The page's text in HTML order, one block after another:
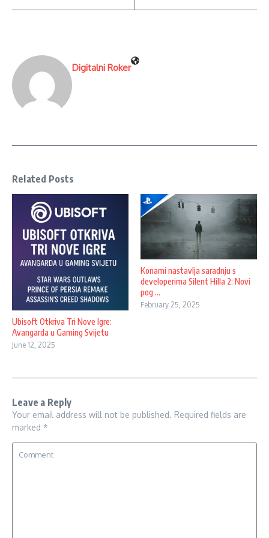
Digitalni Roker
Related Posts
Ubisoft Otkriva Tri Nove Igre:
Avangarda u Gaming Svijetu
June 12, 2025
Konami nastavlja saradnju s
developerima Silent Hilla 2: Novi
pog ...
February 25, 2025
Leave a Reply
Your email address will not be published. Required fields are
marked *